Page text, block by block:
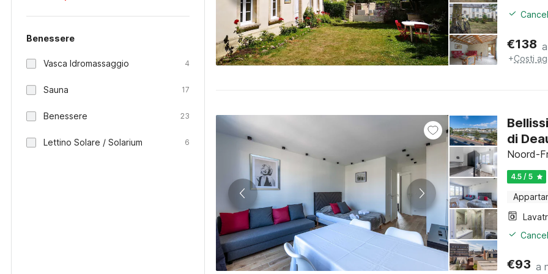
Benessere
Vasca Idromassaggio 4
Sauna 17
Benessere 23
Lettino Solare / Solarium 6
€138
+Costi
di
Noord-
4.5 / 5
€93 a